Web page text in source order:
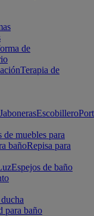
de
Terapia de
JabonerasEscobillero
de muebles para
bañoRepisa para
Espejos de baño
para baño